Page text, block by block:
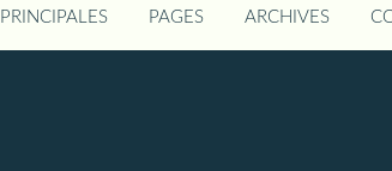
PAGES ARCHIVES